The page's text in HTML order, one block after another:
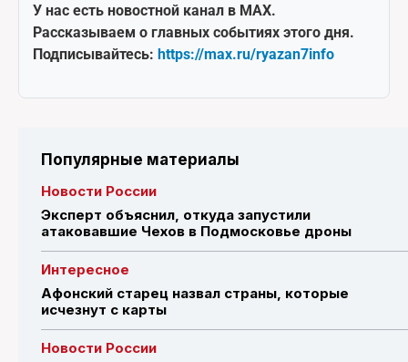
У нас есть новостной канал в MAX.
Рассказываем о главных событиях этого дня.
Подписывайтесь: https://max.ru/ryazan7info
Популярные материалы
Новости России
Эксперт объяснил, откуда запустили
атаковавшие Чехов в Подмосковье дроны
Интересное
Афонский старец назвал страны, которые
исчезнут с карты
Новости России